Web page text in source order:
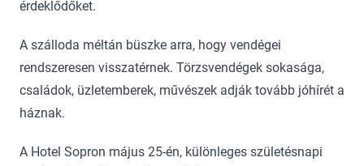
érdeklődőket.
A szálloda méltán büszke arra, hogy vendégei
rendszeresen visszatérnek. Törzsvendégek sokasága,
családok, üzletemberek, művészek adják tovább jóhírét a
háznak.
A Hotel Sopron május 25-én, különleges születésnapi